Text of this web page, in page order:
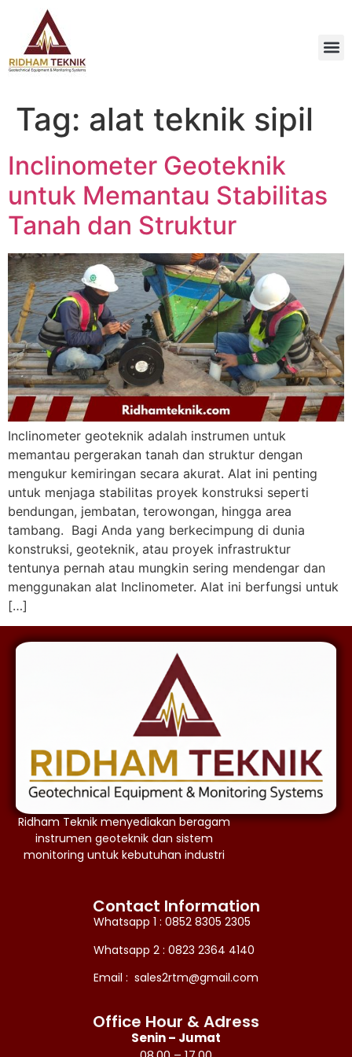
Tag: alat teknik sipil
Inclinometer Geoteknik
untuk Memantau Stabilitas
Tanah dan Struktur
Inclinometer geoteknik adalah instrumen untuk
memantau pergerakan tanah dan struktur dengan
mengukur kemiringan secara akurat. Alat ini penting
untuk menjaga stabilitas proyek konstruksi seperti
bendungan, jembatan, terowongan, hingga area
tambang. Bagi Anda yang berkecimpung di dunia
konstruksi, geoteknik, atau proyek infrastruktur
tentunya pernah atau mungkin sering mendengar dan
menggunakan alat Inclinometer. Alat ini berfungsi untuk
[…]
Ridham Teknik menyediakan beragam
instrumen geoteknik dan sistem
monitoring untuk kebutuhan industri
Contact Information
Whatsapp 1 : 0852 8305 2305
Whatsapp 2 : 0823 2364 4140
Email : sales2rtm@gmail.com
Office Hour & Adress
Senin – Jumat